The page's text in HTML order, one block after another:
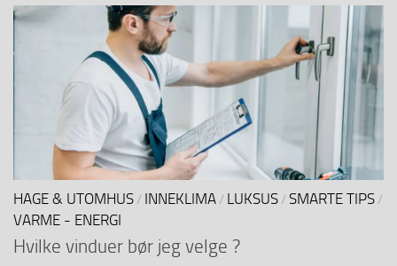
HAGE & UTOMHUS / INNEKLIMA / LUKSUS / SMARTE TIPS /
VARME - ENERGI
Hvilke vinduer bør jeg velge ?